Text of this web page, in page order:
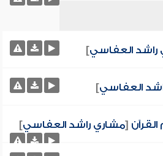
راشد العفاسي]
العفاسي]
[مشاري راشد العفاسي]